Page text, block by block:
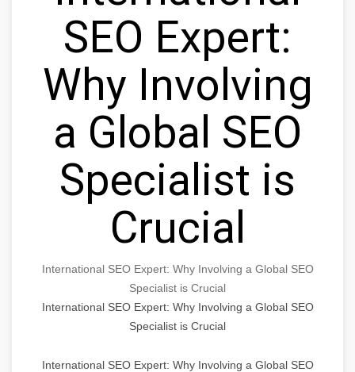
SEO Expert:
Why Involving
a Global SEO
Specialist is
Crucial
International SEO Expert: Why Involving a Global SEO
Specialist is Crucial
International SEO Expert: Why Involving a Global SEO
Specialist is Crucial
International SEO Expert: Why Involving a Global SEO